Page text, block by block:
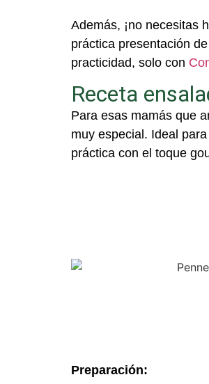
Además, ¡no necesitas
práctica presentación
practicidad, solo con
Receta
Para esas mamás que
muy especial. Ideal
práctica con el toque
Preparación: